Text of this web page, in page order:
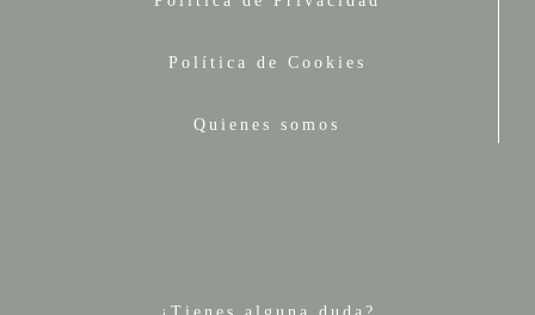
Política de Cookies
Quienes somos